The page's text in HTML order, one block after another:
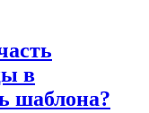
в
шаблона?